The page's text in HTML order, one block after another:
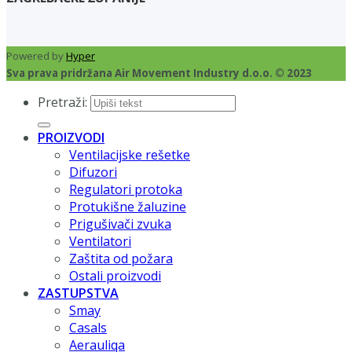
Powered byHyper
Sva prava pridržana Air Movement Industry d.o.o. © 2023
Pretraži:
PROIZVODI
Ventilacijske rešetke
Difuzori
Regulatori protoka
Protukišne žaluzine
Prigušivači zvuka
Ventilatori
Zaštita od požara
Ostali proizvodi
ZASTUPSTVA
Smay
Casals
Aerauliqa